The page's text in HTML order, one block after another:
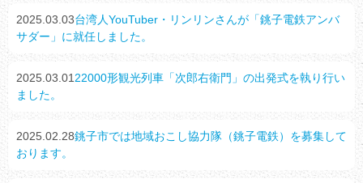
2025.03.03台湾人YouTuber・リンリンさんが「銚子電鉄アンバ
サダー」に就任しました。
2025.03.01 22000形観光列車「次郎右衛門」の出発式を執り行い
ました。
2025.02.28銚子市では地域おこし協力隊（銚子電鉄）を募集して
おります。